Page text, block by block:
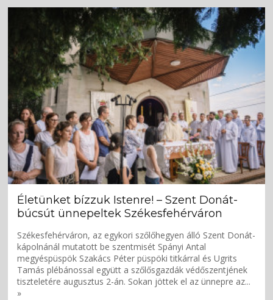
Életünket bízzuk Istenre! – Szent Donát-
búcsút ünnepeltek Székesfehérváron
Székesfehérváron, az egykori szőlőhegyen álló Szent Donát-
kápolnánál mutatott be szentmisét Spányi Antal
megyéspüspök Szakács Péter püspöki titkárral és Ugrits
Tamás plébánossal együtt a szőlősgazdák védőszentjének
tiszteletére augusztus 2-án. Sokan jöttek el az ünnepre az...
»